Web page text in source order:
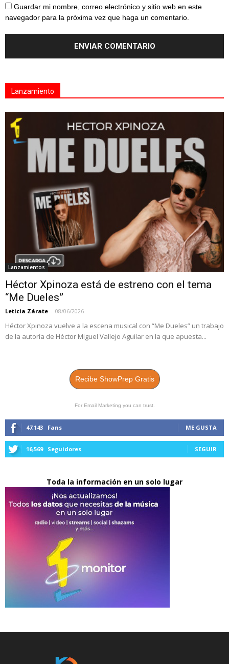
Guardar mi nombre, correo electrónico y sitio web en este
navegador para la próxima vez que haga un comentario.
Lanzamiento
Lanzamientos
Héctor Xpinoza está de estreno con el tema
“Me Dueles”
Leticia Zárate - 08/06/2026
Héctor Xpinoza vuelve a la escena musical con “Me Dueles” un trabajo
de la autoría de Héctor Miguel Vallejo Aguilar en la que apuesta...
Recibe ShowPrep Gratis
For Email Marketing you can trust.
47,143 Fans ME GUSTA
16,569 Seguidores SEGUIR
Toda la información en un solo lugar